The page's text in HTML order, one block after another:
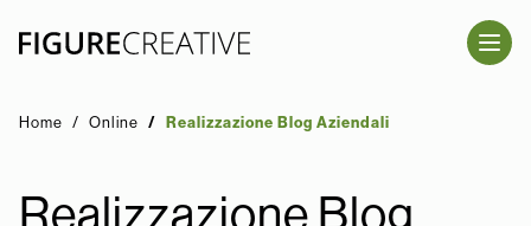
SALTA AL CONTENUTO PRINCIPALE
Home Online Realizzazione Blog Aziendali
Realizzazione Blog